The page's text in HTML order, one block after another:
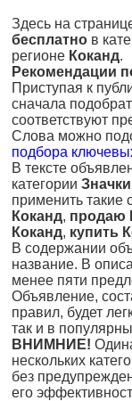
Здесь на
бесплатно в
регионе Коканд.
Рекомендации
Приступая к
сначала
соответствуют
Слова можно
подбора
В тексте
категории
применить такие
Коканд, продаю
Коканд, купить
В содержании
название. В
менее пяти
Объявление,
правил, будет
так и в
ВНИМНИЕ!
нескольких
без
его